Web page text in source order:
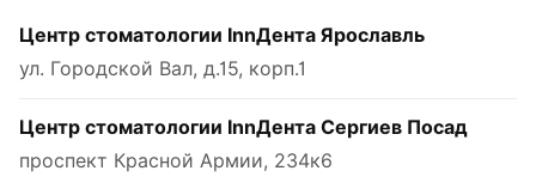
Центр стоматологии InnДента Ярославль
ул. Городской Вал, д.15, корп.1
Центр стоматологии InnДента Сергиев Посад
проспект Красной Армии, 234к6